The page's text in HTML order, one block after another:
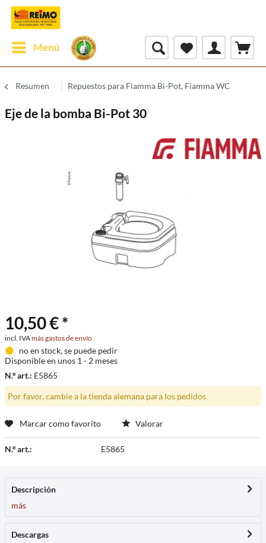
Menú
Resumen Repuestos para Fiamma Bi-Pot, Fiamma WC
Eje de la bomba Bi-Pot 30
10,50 € *
incl. IVAmás gastos de envío
no en stock, se puede pedir
Disponible en unos 1 - 2 meses
N.º art.: E5865
Por favor, cambie a la tienda alemana para los pedidos
Marcar como favorito Valorar
N.º art.: E5865
Descripción
más
Descargas